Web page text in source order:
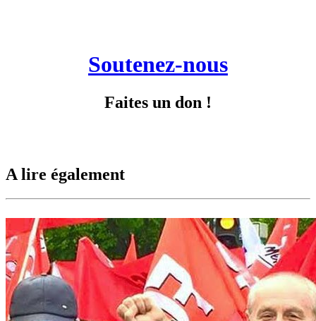
Soutenez-nous
Faites un don !
A lire également